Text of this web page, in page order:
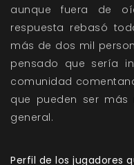
aunque fuera de
respuesta rebasó
más de dos mil
pensado que sería
comunidad
que pueden ser
general.
Perfil de los jugadores